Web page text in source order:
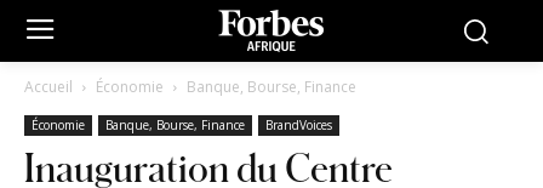
Accueil Économie Banque, Bourse, Finance
Économie Banque, Bourse, Finance BrandVoices
Inauguration du Centre